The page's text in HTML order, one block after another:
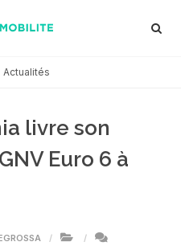
Actualités
livre son
Euro 6 à